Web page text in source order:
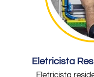
Eletricista
Eletricista